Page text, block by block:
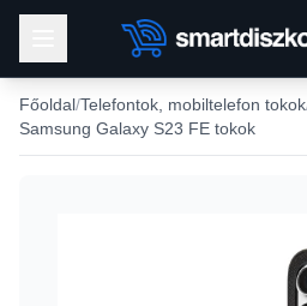
Főoldal Telefontok, mobiltelefon tokok
Samsung Galaxy S23 FE tokok